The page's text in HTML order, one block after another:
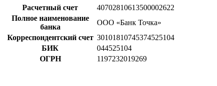
Расчетный счет
40702810613500002622
Полное наименование
банка
ООО «Банк Точка»
Корреспондентский счет 30101810745374525104
БИК
044525104
ОГРН
1197232019269